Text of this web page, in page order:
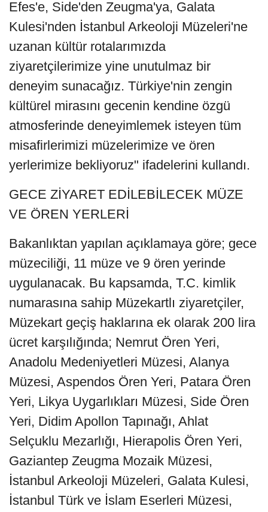
Efes'e, Side'den Zeugma'ya, Galata
Kulesi'nden İstanbul Arkeoloji Müzeleri'ne
uzanan kültür rotalarımızda
ziyaretçilerimize yine unutulmaz bir
deneyim sunacağız. Türkiye'nin zengin
kültürel mirasını gecenin kendine özgü
atmosferinde deneyimlemek isteyen tüm
misafirlerimizi müzelerimize ve ören
yerlerimize bekliyoruz" ifadelerini kullandı.
GECE ZİYARET EDİLEBİLECEK MÜZE
VE ÖREN YERLERİ
Bakanlıktan yapılan açıklamaya göre; gece
müzeciliği, 11 müze ve 9 ören yerinde
uygulanacak. Bu kapsamda, T.C. kimlik
numarasına sahip Müzekartlı ziyaretçiler,
Müzekart geçiş haklarına ek olarak 200 lira
ücret karşılığında; Nemrut Ören Yeri,
Anadolu Medeniyetleri Müzesi, Alanya
Müzesi, Aspendos Ören Yeri, Patara Ören
Yeri, Likya Uygarlıkları Müzesi, Side Ören
Yeri, Didim Apollon Tapınağı, Ahlat
Selçuklu Mezarlığı, Hierapolis Ören Yeri,
Gaziantep Zeugma Mozaik Müzesi,
İstanbul Arkeoloji Müzeleri, Galata Kulesi,
İstanbul Türk ve İslam Eserleri Müzesi,